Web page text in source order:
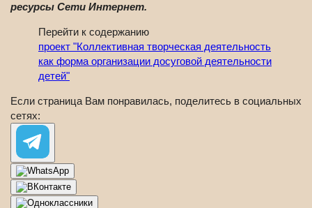
ресурсы Сети Интернет.
Перейти к содержанию
проект "Коллективная творческая деятельность
как форма организации досуговой деятельности
детей"
Если страница Вам понравилась, поделитесь в социальных
сетях: